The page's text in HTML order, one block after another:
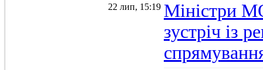
22 лип, 15:19 Міністри
зустріч із